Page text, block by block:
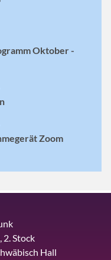
Oktober -
Zoom
2. Stock
Hall